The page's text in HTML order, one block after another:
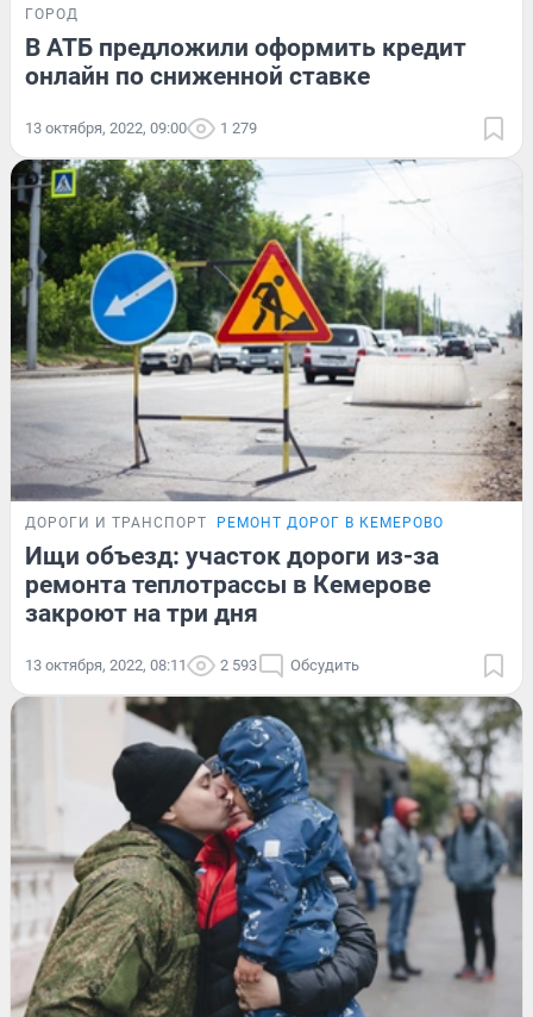
ГОРОД
В АТБ предложили оформить кредит
онлайн по сниженной ставке
13 октября, 2022, 09:00 1 279
ДОРОГИ И ТРАНСПОРТ РЕМОНТ ДОРОГ В КЕМЕРОВО
Ищи объезд: участок дороги из-за
ремонта теплотрассы в Кемерове
закроют на три дня
13 октября, 2022, 08:11 2 593 Обсудить